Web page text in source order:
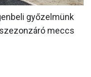
győzelmünk
meccs